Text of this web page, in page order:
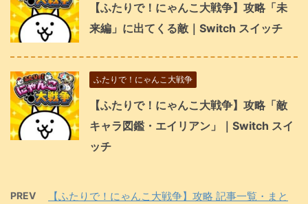
【ふたりで！にゃんこ大戦争】攻略「未
来編」に出てくる敵｜Switch スイッチ
ふたりで！にゃんこ大戦争
【ふたりで！にゃんこ大戦争】攻略「敵
キャラ図鑑・エイリアン」｜Switch スイ
ッチ
PREV
【ふたりで！にゃんこ大戦争】攻略 記事一覧・まと